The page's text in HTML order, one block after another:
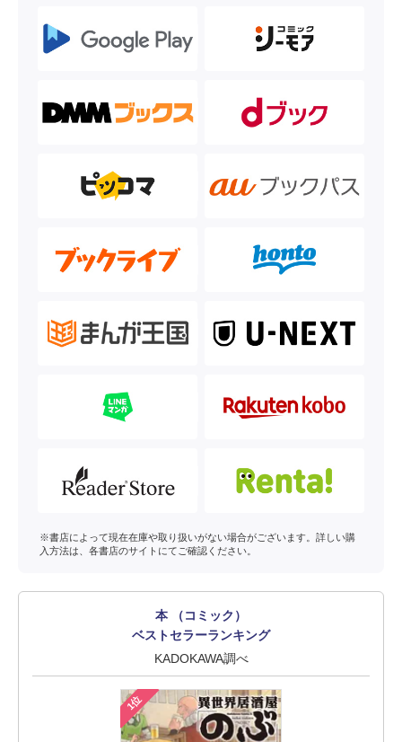
※書店によって現在在庫や取り扱いがない場合がございます。詳しい購
入方法は、各書店のサイトにてご確認ください。
本 （コミック）
ベストセラーランキング
KADOKAWA調べ
1位